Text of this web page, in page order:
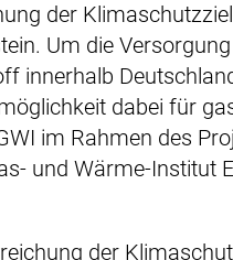
der
Um die
innerhalb
dabei für
im Rahmen des
und Wärme-Institut
der